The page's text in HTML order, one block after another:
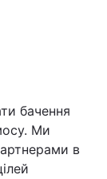
бачення
Ми
в